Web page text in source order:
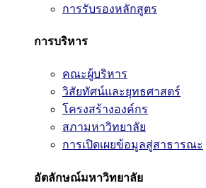
การรับรองหลักสูตร
การบริหาร
คณะผู้บริหาร
วิสัยทัศน์และยุทธศาสตร์
โครงสร้างองค์กร
สภามหาวิทยาลัย
การเปิดเผยข้อมูลสู่สาธารณะ
อัตลักษณ์มหาวิทยาลัย